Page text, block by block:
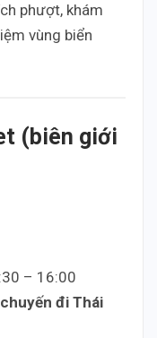
phượt, khám
vùng biển
(biên giới
– 16:00
đi Thái